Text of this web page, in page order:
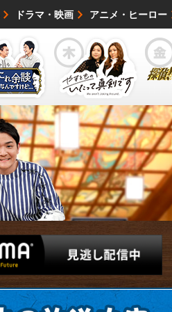
ドラマ・映画 アニメ・ヒーロー
イベント 会社情報